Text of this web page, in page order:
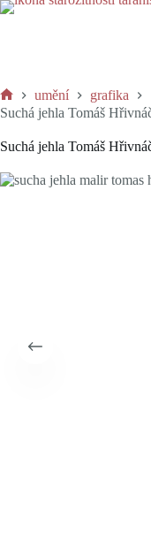
Skip
Home
umění
grafika
Suchá jehla Tomáš
Suchá jehla Tomáš